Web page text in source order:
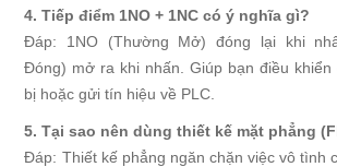
4. Tiếp điểm 1NO + 1NC có ý nghĩa gì?
Đáp: 1NO (Thường Mở) đóng lại khi
Đóng) mở ra khi nhấn. Giúp bạn điều
bị hoặc gửi tín hiệu về PLC.
5. Tại sao nên dùng thiết kế mặt phẳng
Đáp: Thiết kế phẳng ngăn chặn việc vô tình